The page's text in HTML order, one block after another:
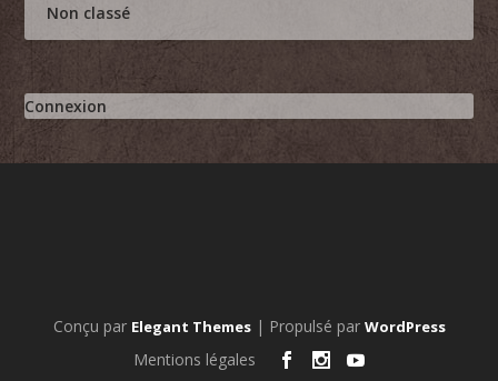
Non classé
Connexion
Conçu par Elegant Themes| Propulsé par WordPress
Mentions légales